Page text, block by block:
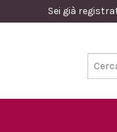
Sei già